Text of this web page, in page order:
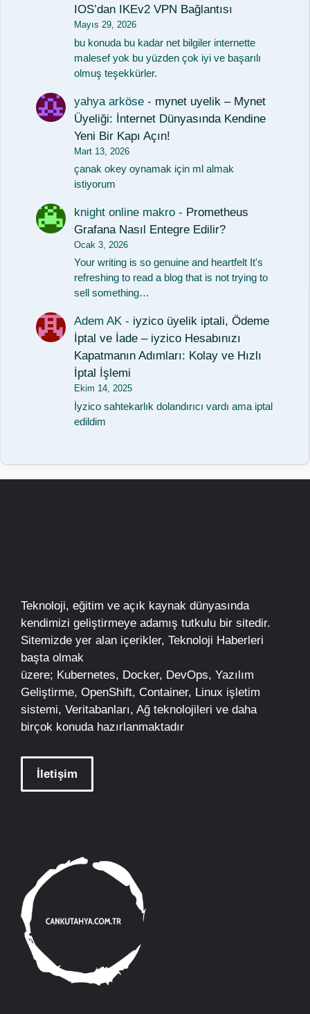
IOS’dan IKEv2 VPN Bağlantısı
Mayıs 29, 2026
bu konuda bu kadar net bilgiler internette
malesef yok bu yüzden çok iyi ve başarılı
olmuş teşekkürler.
yahya arköse - mynet uyelik – Mynet
Üyeliği: İnternet Dünyasında Kendine
Yeni Bir Kapı Açın!
Mart 13, 2026
çanak okey oynamak için ml almak
istiyorum
knight online makro - Prometheus
Grafana Nasıl Entegre Edilir?
Ocak 3, 2026
Your writing is so genuine and heartfelt It's
refreshing to read a blog that is not trying to
sell something…
Adem AK - iyzico üyelik iptali, Ödeme
İptal ve İade – iyzico Hesabınızı
Kapatmanın Adımları: Kolay ve Hızlı
İptal İşlemi
Ekim 14, 2025
İyzico sahtekarlık dolandırıcı vardı ama iptal
edildim
Teknoloji, eğitim ve açık kaynak dünyasında
kendimizi geliştirmeye adamış tutkulu bir sitedir.
Sitemizde yer alan içerikler, Teknoloji Haberleri
başta olmak
üzere; Kubernetes, Docker, DevOps, Yazılım
Geliştirme, OpenShift, Container, Linux işletim
sistemi, Veritabanları, Ağ teknolojileri ve daha
birçok konuda hazırlanmaktadır
İletişim